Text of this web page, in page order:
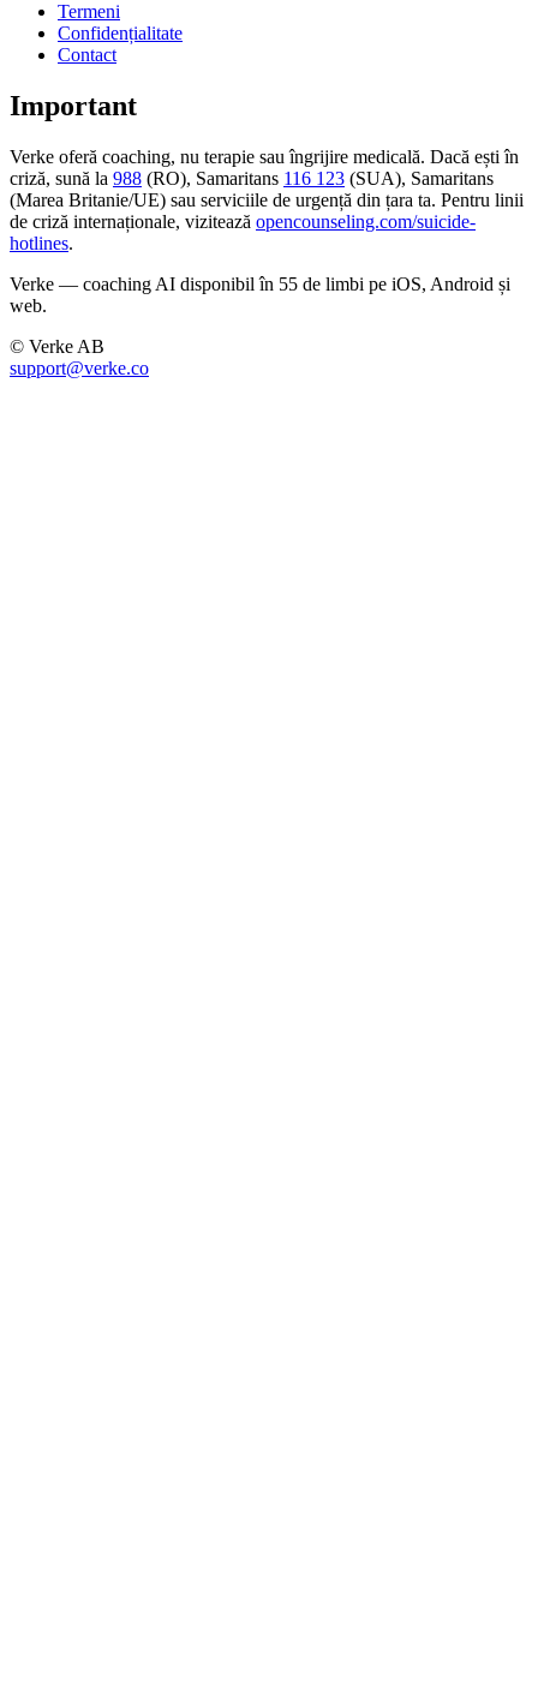
Termeni
Confidențialitate
Contact
Important
Verke oferă coaching, nu terapie sau îngrijire medicală. Dacă ești în
criză, sună la 988 (RO), Samaritans 116 123 (SUA), Samaritans
(Marea Britanie/UE) sau serviciile de urgență din țara ta. Pentru linii
de criză internaționale, vizitează opencounseling.com/suicide-
hotlines.
Verke — coaching AI disponibil în 55 de limbi pe iOS, Android și
web.
© Verke AB
support@verke.co